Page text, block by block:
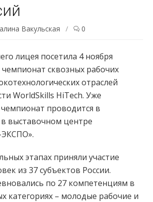
Вакульская / 0
лицея посетила 4 ноября
сквозных рабочих
отраслей
WorldSkills HiTech. Уже
проводится в
в выставочном центре
ЭКСПО».
этапах приняли участие
из 37 субъектов России.
по 27 компетенциям в
категориях – молодые рабочие и